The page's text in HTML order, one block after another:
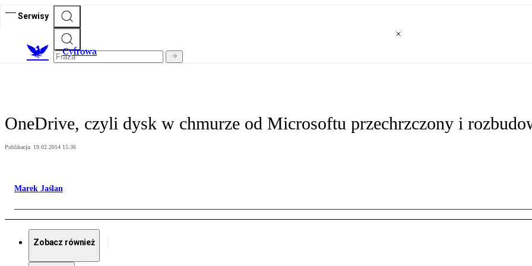
Serwisy
Cyfrowa
OneDrive, czyli dysk w chmurze od Microsoftu przechrzczony i
Publikacja: 19.02.2014 15:36
Marek Jaślan
Zobacz również